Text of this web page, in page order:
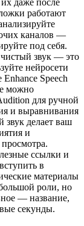
даже после
работают
каналов —
под себя.
чистый звук — это
нейросети
Speech
можно
для ручной
и выравнивания
делает ваш
и
ссылки и
в
материалы
роли, но
— название,
секунды.